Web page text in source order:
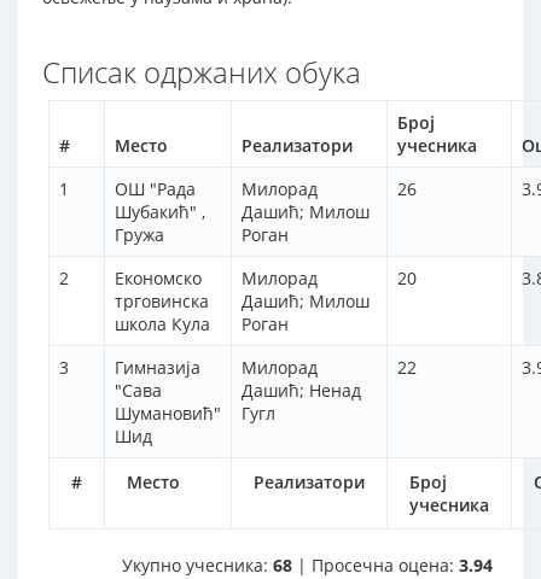
Списак одржаних обука
# Место Реализатори
Број
учесника
# Место Реализатори
Број
учесника
1
ОШ "Рада
Шубакић" ,
Гружа
Милорад
Дашић; Милош
Роган
26
2
Eкономско
трговинска
школа Кула
Милорад
Дашић; Милош
Роган
20
3
Гимназија
"Сава
Шумановић"
Шид
Милорад
Дашић; Ненад
Гугл
22
Укупно учесника: 68 | Просечна оцена: 3.94